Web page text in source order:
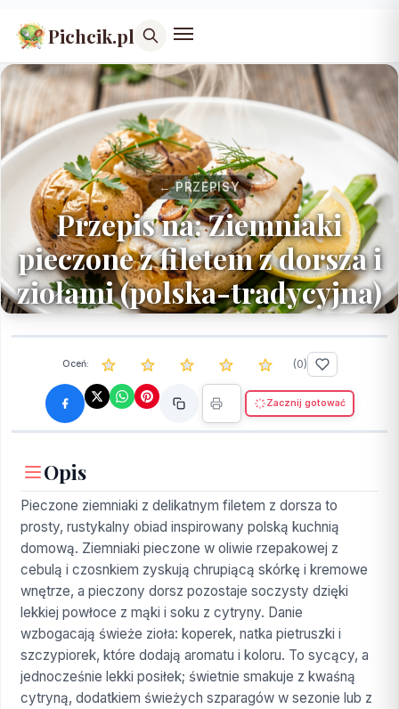
Pichcik.pl
← PRZEPISY
Przepis na: Ziemniaki
pieczone z filetem z dorsza i
ziołami (polska-tradycyjna)
Oceń: (0)
Zacznij gotować
Opis
Pieczone ziemniaki z delikatnym filetem z dorsza to
prosty, rustykalny obiad inspirowany polską kuchnią
domową. Ziemniaki pieczone w oliwie rzepakowej z
cebulą i czosnkiem zyskują chrupiącą skórkę i kremowe
wnętrze, a pieczony dorsz pozostaje soczysty dzięki
lekkiej powłoce z mąki i soku z cytryny. Danie
wzbogacają świeże zioła: koperek, natka pietruszki i
szczypiorek, które dodają aromatu i koloru. To sycący, a
jednocześnie lekki posiłek; świetnie smakuje z kwaśną
cytryną, dodatkiem świeżych szparagów w sezonie lub z